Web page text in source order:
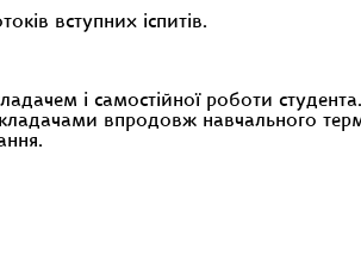
вступних іспитів.
і самостійної роботи
впродовж навчального